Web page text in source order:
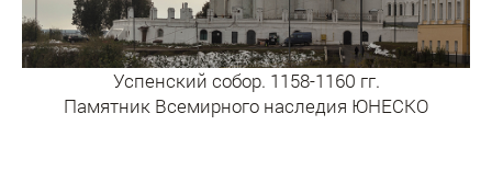
Успенский собор. 1158-1160 гг.
Памятник Всемирного наследия ЮНЕСКО